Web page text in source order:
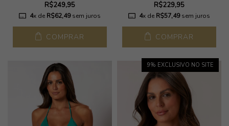
R$249,95
4x de R$62,49sem juros
COMPRAR
R$229,95
4x de R$57,49sem juros
COMPRAR
9% EXCLUSIVO NO SITE